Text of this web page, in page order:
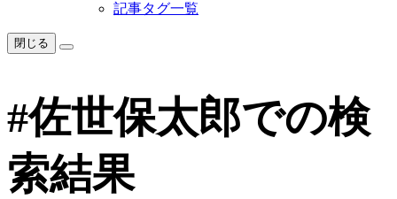
記事タグ一覧
閉じる
#佐世保太郎での検
索結果